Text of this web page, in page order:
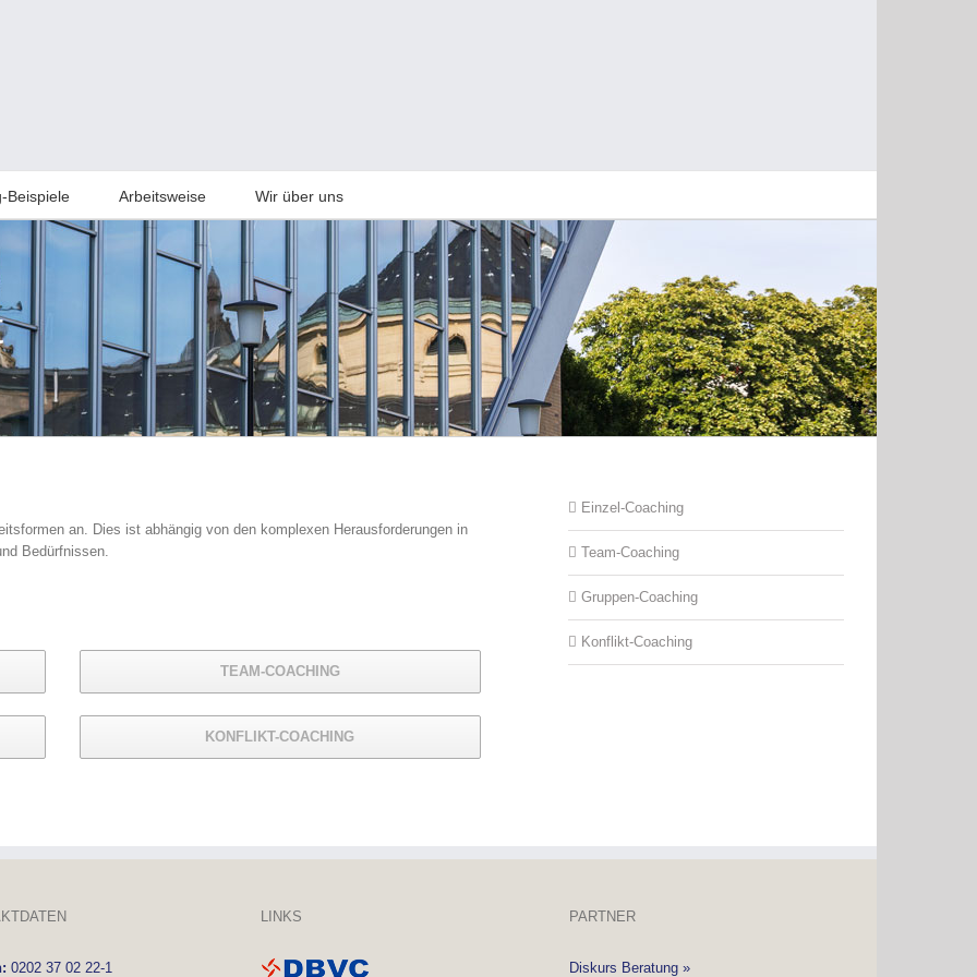
Beispiele Arbeitsweise Wir über uns
an. Dies ist abhängig von den komplexen Herausforderungen in
Bedürfnissen.
TEAM-COACHING
KONFLIKT-COACHING
Einzel-Coaching
Team-Coaching
Gruppen-Coaching
Konflikt-Coaching
0202 37 02 22-1
LINKS PARTNER
Diskurs Beratung »